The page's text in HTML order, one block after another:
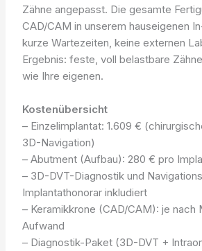
Zähne angepasst. Die gesamte
CAD/CAM in unserem hauseigenen
kurze Wartezeiten, keine externen
Ergebnis: feste, voll belastbare
wie Ihre eigenen.
Kostenübersicht
– Einzelimplantat: 1.609 €
3D-Navigation)
– Abutment (Aufbau): 280 € pro
– 3D-DVT-Diagnostik und
Implantathonorar inkludiert
– Keramikkrone (CAD/CAM): je nach
Aufwand
– Diagnostik-Paket (3D-DVT +